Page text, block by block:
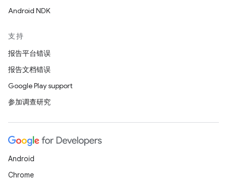
Android NDK
支持
报告平台错误
报告文档错误
Google Play support
参加调查研究
Android
Chrome